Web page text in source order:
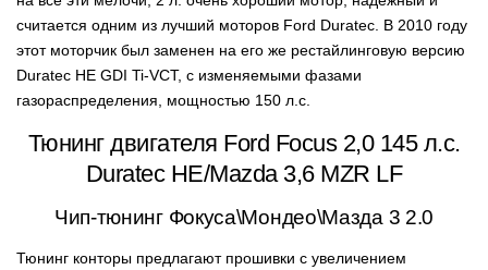
считается одним из лучший моторов Ford Duratec. В 2010 году
этот моторчик был заменен на его же рестайлинговую версию
Duratec HE GDI Ti-VCT, с изменяемыми фазами
газораспределения, мощностью 150 л.с.
Тюнинг двигателя Ford Focus 2,0 145 л.с.
Duratec HE/Mazda 3,6 MZR LF
Чип-тюнинг Фокуса\Мондео\Мазда 3 2.0
Тюнинг конторы предлагают прошивки с увеличением